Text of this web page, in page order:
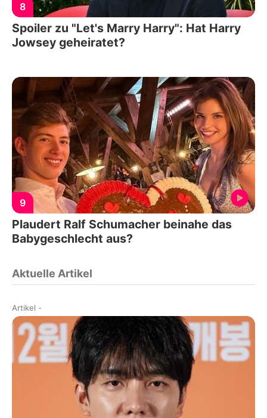
8
Spoiler zu "Let's Marry Harry": Hat Harry
Jowsey geheiratet?
9
Plaudert Ralf Schumacher beinahe das
Babygeschlecht aus?
Aktuelle Artikel
Artikel -